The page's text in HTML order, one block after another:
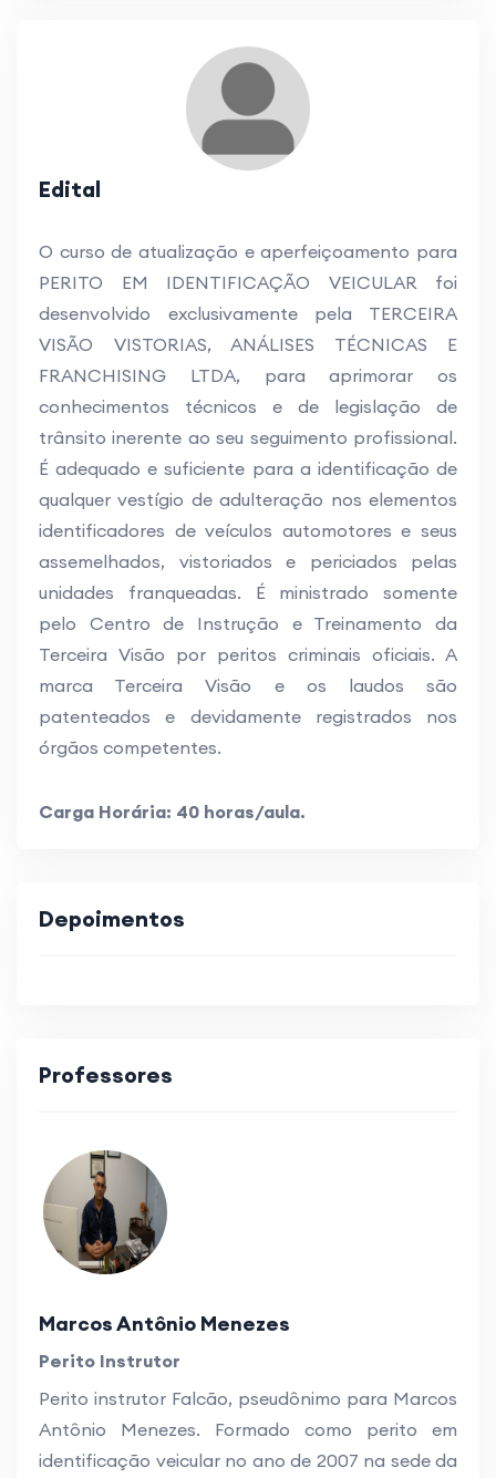
Edital
O curso de atualização e aperfeiçoamento para
PERITO EM IDENTIFICAÇÃO VEICULAR foi
desenvolvido exclusivamente pela TERCEIRA
VISÃO VISTORIAS, ANÁLISES TÉCNICAS E
FRANCHISING LTDA, para aprimorar os
conhecimentos técnicos e de legislação de
trânsito inerente ao seu seguimento profissional.
É adequado e suficiente para a identificação de
qualquer vestígio de adulteração nos elementos
identificadores de veículos automotores e seus
assemelhados, vistoriados e periciados pelas
unidades franqueadas. É ministrado somente
pelo Centro de Instrução e Treinamento da
Terceira Visão por peritos criminais oficiais. A
marca Terceira Visão e os laudos são
patenteados e devidamente registrados nos
órgãos competentes.
Carga Horária: 40 horas/aula.
Depoimentos
Professores
Marcos Antônio Menezes
Perito Instrutor
Perito instrutor Falcão, pseudônimo para Marcos
Antônio Menezes. Formado como perito em
identificação veicular no ano de 2007 na sede da